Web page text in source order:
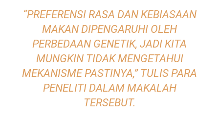
“PREFERENSI RASA DAN KEBIASAAN
MAKAN DIPENGARUHI OLEH
PERBEDAAN GENETIK, JADI KITA
MUNGKIN TIDAK MENGETAHUI
MEKANISME PASTINYA,” TULIS PARA
PENELITI DALAM MAKALAH
TERSEBUT.